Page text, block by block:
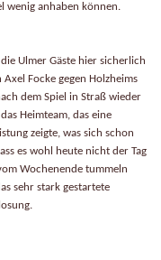
wenig anhaben können.
Ulmer Gäste hier sicherlich
Focke gegen Holzheims
dem Spiel in Straß wieder
Heimteam, das eine
zeigte, was sich schon
es wohl heute nicht der Tag
Wochenende tummeln
sehr stark gestartete